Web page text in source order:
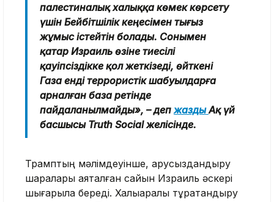
палестиналық халыққа көмек көрсету
үшін Бейбітшілік кеңесімен тығыз
жұмыс істейтін болады. Сонымен
қатар Израиль өзіне тиесілі
қауіпсіздікке қол жеткізеді, өйткені
Газа енді террористік шабуылдарға
арналған база ретінде
пайдаланылмайды», – деп жаздыАқ үй
басшысы Truth Social желісінде.
Трамптың мәлімдеуінше, қарусыздандыру
шаралары аяқталған сайын Израиль әскері
шығарыла береді. Халықаралық тұрақтандыру